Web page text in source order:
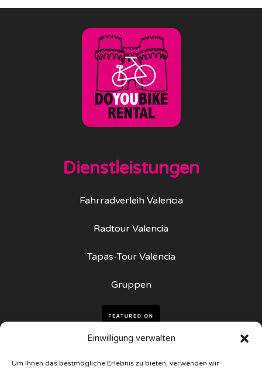
Einwilligung verwalten
Um Ihnen das bestmögliche Erlebnis zu bieten, verwenden wir
Dienstleistungen
Fahrradverleih Valencia
Radtour Valencia
Tapas-Tour Valencia
Gruppen